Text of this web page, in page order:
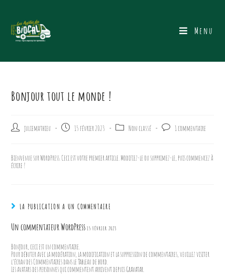
Menu
Bonjour tout le monde !
juliemathieu 15 février 2023 Non classé 1 commentaire
Bienvenue sur WordPress. Ceci est votre premier article. Modifiez-le ou supprimez-le, puis commencez à
écrire !
LA PUBLICATION A UN COMMENTAIRE
Un commentateur WordPress 15 FÉVRIER 2023
Bonjour, ceci est un commentaire.
Pour débuter avec la modération, la modification et la suppression de commentaires, veuillez visiter
l’écran des Commentaires dans le Tableau de bord.
Les avatars des personnes qui commentent arrivent depuisGravatar